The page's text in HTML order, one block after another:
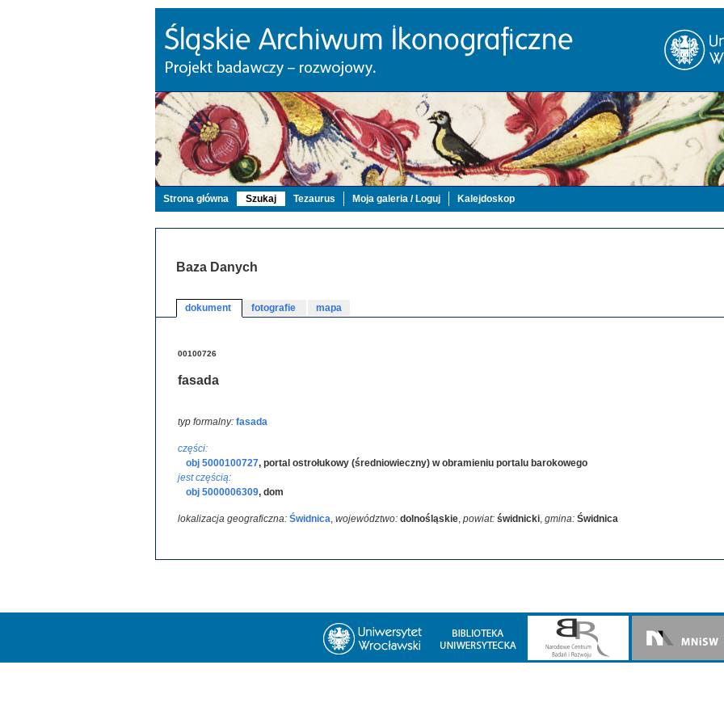
Strona główna Szukaj Tezaurus Moja galeria / Loguj Kalejdoskop
Baza Danych
dokument fotografie mapa
00100726
fasada
typ formalny: fasada
części:
obj 5000100727, portal ostrołukowy (średniowieczny) w obramieniu portalu barokowego
jest częścią:
obj 5000006309, dom
lokalizacja geograficzna: Świdnica, województwo: dolnośląskie, powiat: świdnicki, gmina: Świdnica